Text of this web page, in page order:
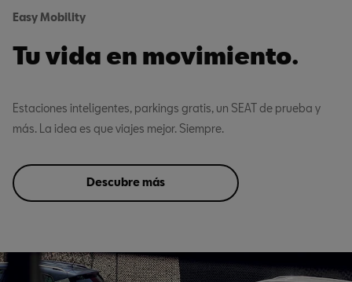
Easy Mobility
Tu vida en movimiento.
Estaciones inteligentes, parkings gratis, un SEAT de prueba y
más. La idea es que viajes mejor. Siempre.
Descubre más